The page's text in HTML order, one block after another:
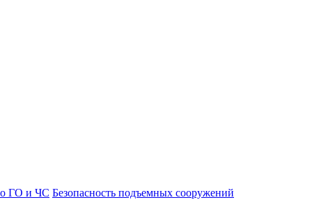
ГО и ЧС Безопасность подъемных сооружений